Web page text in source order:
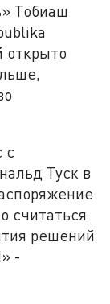
Тобиаш
открыто
с
Туск в
считаться
решений
-